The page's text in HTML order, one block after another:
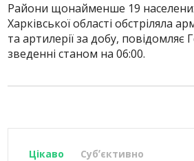
Райони щонайменше 19
Харківської області обстріляла
та артилерії за добу, повідомляє
зведенні станом на 06:00.
Цікаво Субʼєктивно